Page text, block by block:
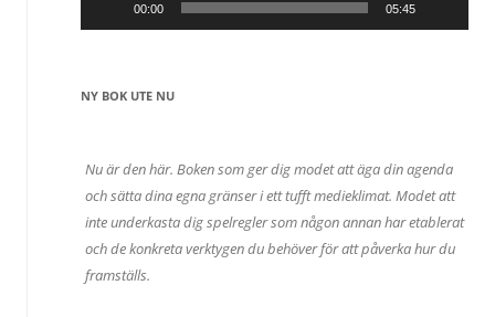
00:00 05:45
NY BOK UTE NU
Nu är den här. Boken som ger dig modet att äga din agenda
och sätta dina egna gränser i ett tufft medieklimat. Modet att
inte underkasta dig spelregler som någon annan har etablerat
och de konkreta verktygen du behöver för att påverka hur du
framställs.